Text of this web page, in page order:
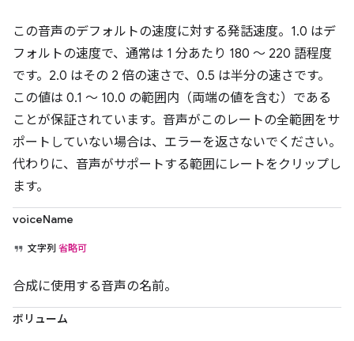
この音声のデフォルトの速度に対する発話速度。1.0 はデ
フォルトの速度で、通常は 1 分あたり 180 ～ 220 語程度
です。2.0 はその 2 倍の速さで、0.5 は半分の速さです。
この値は 0.1 ～ 10.0 の範囲内（両端の値を含む）である
ことが保証されています。音声がこのレートの全範囲をサ
ポートしていない場合は、エラーを返さないでください。
代わりに、音声がサポートする範囲にレートをクリップし
ます。
voiceName
文字列 省略可
合成に使用する音声の名前。
ボリューム